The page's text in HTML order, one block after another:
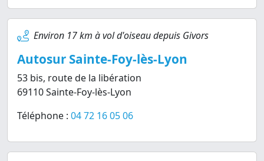
Environ 17 km à vol d'oiseau depuis Givors
Autosur Sainte-Foy-lès-Lyon
53 bis, route de la libération
69110 Sainte-Foy-lès-Lyon
Téléphone : 04 72 16 05 06